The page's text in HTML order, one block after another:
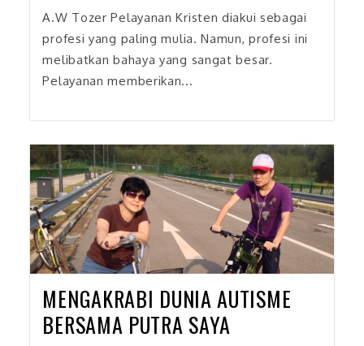
A.W Tozer Pelayanan Kristen diakui sebagai
profesi yang paling mulia. Namun, profesi ini
melibatkan bahaya yang sangat besar.
Pelayanan memberikan...
MENGAKRABI DUNIA AUTISME
BERSAMA PUTRA SAYA